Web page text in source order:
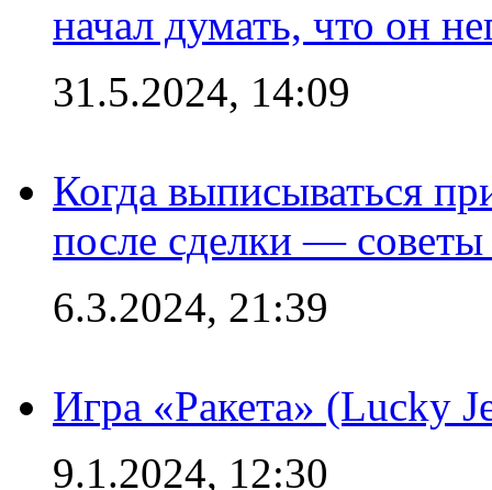
начал думать, что он
31.5.2024, 14:09
Когда выписываться
после сделки —
6.3.2024, 21:39
Игра «Ракета» (Lucky
9.1.2024, 12:30